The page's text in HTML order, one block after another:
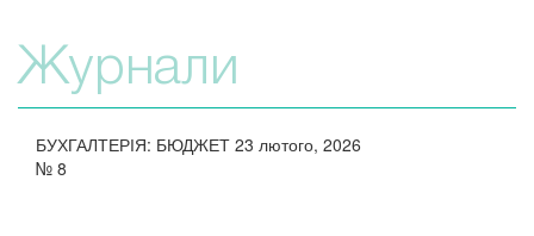
Журнали
БУХГАЛТЕРІЯ: БЮДЖЕТ 23 лютого, 2026
№ 8